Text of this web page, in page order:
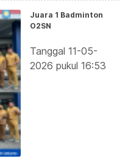
Juara 1 Badminton
O2SN
Tanggal 11-05-
2026 pukul 16:53